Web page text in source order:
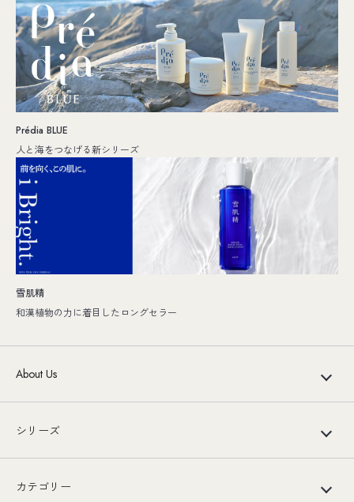
Prédia BLUE
人と海をつなげる新シリーズ
雪肌精
和漢植物の力に着目したロングセラー
About Us
シリーズ
カテゴリー